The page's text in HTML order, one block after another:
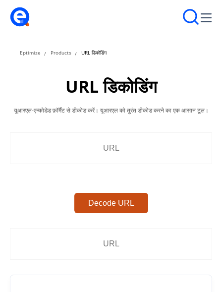
Eptimize Products URL डिकोडिंग
URL डिकोडिंग
यूआरएल-एन्कोडेड फ़ॉर्मैट से डीकोड करें। यूआरएल को तुरंत डीकोड करने का एक आसान टूल।
Decode URL